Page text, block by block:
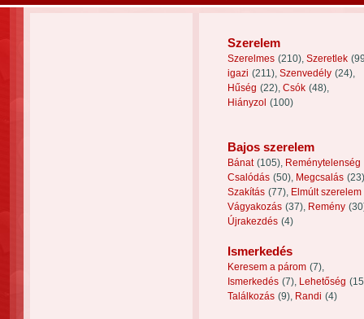
Szerelem
Szerelmes (210), Szeretlek
igazi (211), Szenvedély (24),
Hűség (22), Csók (48),
Hiányzol (100)
Bajos szerelem
Bánat (105), Reménytelenség
Csalódás (50), Megcsalás
Szakítás (77),
Elmúlt szerelem
Vágyakozás (37), Remény
Újrakezdés (4)
Ismerkedés
Keresem a párom (7),
Ismerkedés (7), Lehetőség
Találkozás (9), Randi (4)